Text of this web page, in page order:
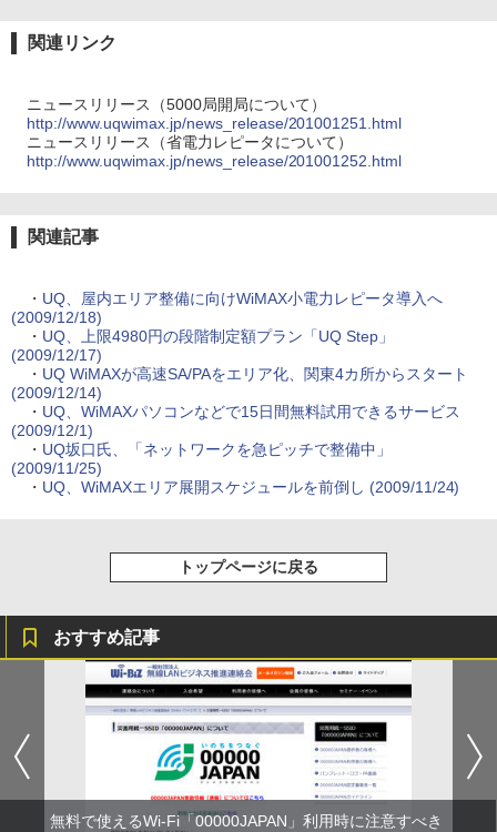
関連リンク
ニュースリリース（5000局開局について）
http://www.uqwimax.jp/news_release/201001251.html
ニュースリリース（省電力レピータについて）
http://www.uqwimax.jp/news_release/201001252.html
関連記事
・ UQ、屋内エリア整備に向けWiMAX小電力レピータ導入へ
(2009/12/18)
・ UQ、上限4980円の段階制定額プラン「UQ Step」
(2009/12/17)
・ UQ WiMAXが高速SA/PAをエリア化、関東4カ所からスタート
(2009/12/14)
・ UQ、WiMAXパソコンなどで15日間無料試用できるサービス
(2009/12/1)
・ UQ坂口氏、「ネットワークを急ピッチで整備中」
(2009/11/25)
・ UQ、WiMAXエリア展開スケジュールを前倒し (2009/11/24)
トップページに戻る
おすすめ記事
無料で使えるWi-Fi「00000JAPAN」利用時に注意すべき